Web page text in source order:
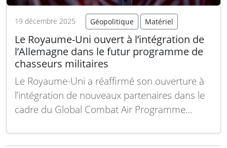
19 décembre 2025 Géopolitique Matériel
Le Royaume-Uni ouvert à l’intégration de
l’Allemagne dans le futur programme de
chasseurs militaires
Le Royaume-Uni a réaffirmé son ouverture à
l’intégration de nouveaux partenaires dans le
cadre du Global Combat Air Programme
européen Future Combat Air System (FCAS)